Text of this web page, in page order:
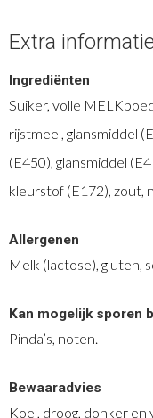
Extra informatie
Ingrediënten
Suiker, volle
rijstmeel, glansmiddel
(E450), glansmiddel
kleurstof (E172), zout,
Allergenen
Melk (lactose), gluten,
Kan mogelijk sporen
Pinda’s, noten.
Bewaaradvies
Koel, droog, donker